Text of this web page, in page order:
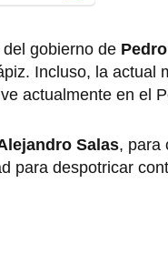
gobierno de
Incluso, la actual
actualmente en el
Salas, para
para despotricar